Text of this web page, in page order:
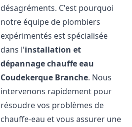
désagréments. C'est pourquoi
notre équipe de plombiers
expérimentés est spécialisée
dans l'installation et
dépannage chauffe eau
Coudekerque Branche. Nous
intervenons rapidement pour
résoudre vos problèmes de
chauffe-eau et vous assurer une